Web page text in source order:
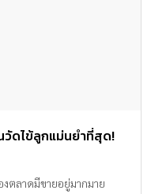
วัดไข้ลูกแม่นยำที่สุด!
ตลาดมีขายอยู่มากมาย